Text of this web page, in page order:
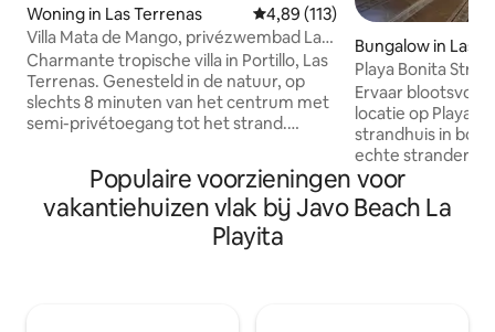
Woning in Las Terrenas Gemiddelde beoordeling van
4,89 (113)
Villa Mata de Mango, privézwembad Las
Terrenas
Charmante tropische villa in Portillo, Las
Terrenas. Genesteld in de natuur, op
slechts 8 minuten van het centrum met
semi-privétoegang tot het strand.
airconditioning (inclusief een
gastenverblijf), 3 badkamers, een
eilandkeuken en een ruime woonkamer.
Buiten kun je genieten van een
spectaculair overloopzwembad met een
Bungalow in Las
Playa Bonita
oceaan!
Ervaar
locatie op Playa
strandhuis in
echte
verkeerslawaai! Ontworpen voor 1 stel
of een gezin
modern comfort
Populaire voorzieningen voor
vakantiehuizen vlak bij Javo Beach La
Playita